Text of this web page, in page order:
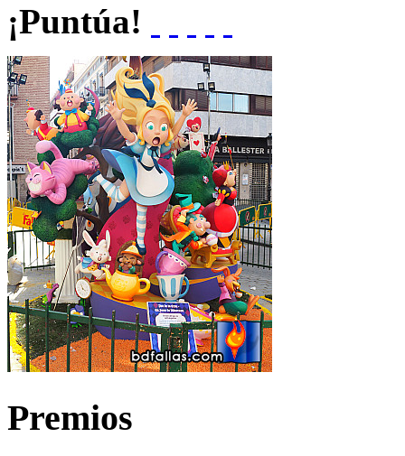
¡Puntúa!
Premios